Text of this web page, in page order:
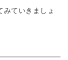
みていきましょ